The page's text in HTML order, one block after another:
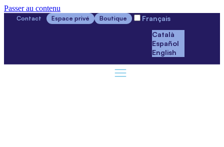
Passer au contenu
Contact Espace privé Boutique
Français
Català
Español
English